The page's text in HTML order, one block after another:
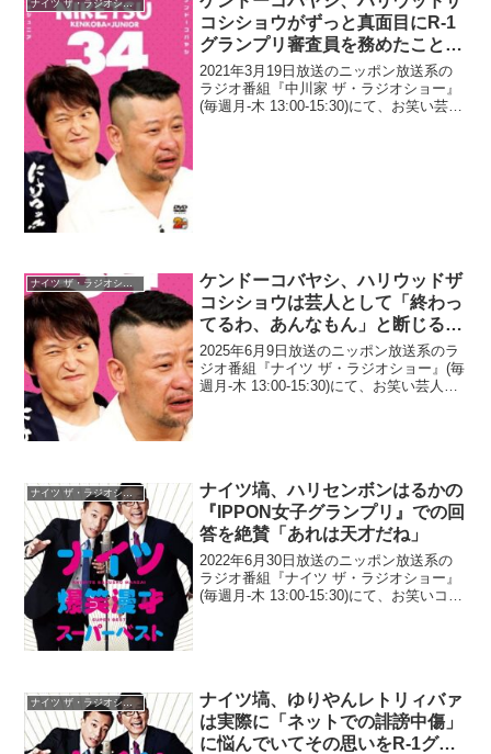
ナイツ ザ・ラジオショー
コシショウがずっと真面目にR-1
グランプリ審査員を務めたことで
「次見かけたら張り倒したろう思
って」と発言
2021年3月19日放送のニッポン放送系の
ラジオ番組『中川家 ザ・ラジオショー』
(毎週月-木 13:00-15:30)にて、お笑い芸
ナイツ ザ・ラジオショー
ケンドーコバヤシ、ハリウッドザ
コシショウは芸人として「終わっ
てるわ、あんなもん」と断じる理
由「インタビューで…」
2025年6月9日放送のニッポン放送系のラ
ジオ番組『ナイツ ザ・ラジオショー』(毎
週月-木 13:00-15:30)にて、お笑い芸人・
ナイツ ザ・ラジオショー
ナイツ塙、ハリセンボンはるかの
『IPPON女子グランプリ』での回
答を絶賛「あれは天才だね」
2022年6月30日放送のニッポン放送系の
ラジオ番組『ナイツ ザ・ラジオショー』
(毎週月-木 13:00-15:30)にて、お笑いコン
ナイツ ザ・ラジオショー
ナイツ塙、ゆりやんレトリィバァ
は実際に「ネットでの誹謗中傷」
に悩んでいてその思いをR-1グラ